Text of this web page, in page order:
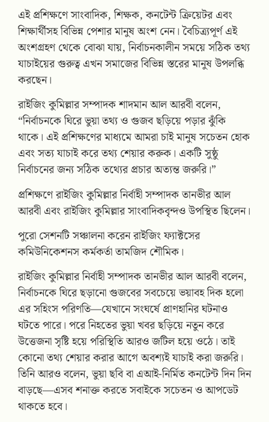
এই প্রশিক্ষণে সাংবাদিক, শিক্ষক, কনটেন্ট ক্রিয়েটর এবং
শিক্ষার্থীসহ বিভিন্ন পেশার মানুষ অংশ নেন। বৈচিত্র্যপূর্ণ এই
অংশগ্রহণ থেকে বোঝা যায়, নির্বাচনকালীন সময়ে সঠিক তথ্য
যাচাইয়ের গুরুত্ব এখন সমাজের বিভিন্ন স্তরের মানুষ উপলব্ধি
করছেন।
রাইজিং কুমিল্লার সম্পাদক শাদমান আল আরবী বলেন,
“নির্বাচনকে ঘিরে ভুয়া তথ্য ও গুজব ছড়িয়ে পড়ার ঝুঁকি
থাকে। এই প্রশিক্ষণের মাধ্যমে আমরা চাই মানুষ সচেতন হোক
এবং সত্য যাচাই করে তথ্য শেয়ার করুক। একটি সুষ্ঠু
নির্বাচনের জন্য সঠিক তথ্যের প্রচার অত্যন্ত জরুরি।”
প্রশিক্ষণে রাইজিং কুমিল্লার নির্বাহী সম্পাদক তানভীর আল
আরবী এবং রাইজিং কুমিল্লার সাংবাদিকবৃন্দও উপস্থিত ছিলেন।
পুরো সেশনটি সঞ্চালনা করেন রাইজিং ফ্যাক্টসের
কমিউনিকেশনস কর্মকর্তা তামজিদ শৌমিক।
রাইজিং কুমিল্লার নির্বাহী সম্পাদক তানভীর আল আরবী বলেন,
নির্বাচনকে ঘিরে ছড়ানো গুজবের সবচেয়ে ভয়াবহ দিক হলো
এর সহিংস পরিণতি—যেখানে সংঘর্ষে প্রাণহানির ঘটনাও
ঘটতে পারে। পরে নিহতের ভুয়া খবর ছড়িয়ে নতুন করে
উত্তেজনা সৃষ্টি হয়ে পরিস্থিতি আরও জটিল হয়ে ওঠে। তাই
কোনো তথ্য শেয়ার করার আগে অবশ্যই যাচাই করা জরুরি।
তিনি আরও বলেন, ভুয়া ছবি বা এআই-নির্মিত কনটেন্ট দিন দিন
বাড়ছে—এসব শনাক্ত করতে সবাইকে সচেতন ও আপডেট
থাকতে হবে।